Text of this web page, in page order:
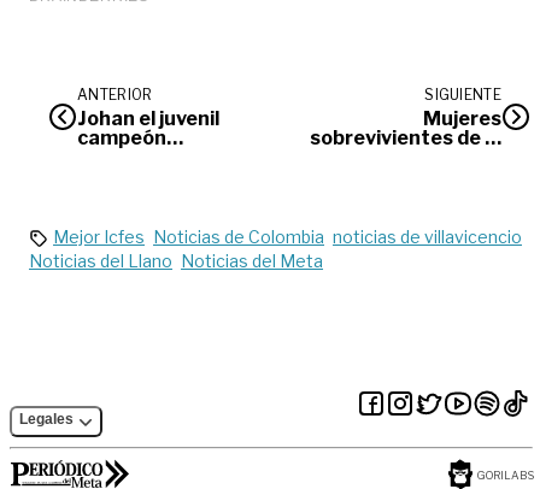
ANTERIOR
Johan el juvenil
campeón
SIGUIENTE
Mujeres
sobrevivientes de la
Mejor Icfes Noticias de Colombia noticias de villavicencio
Noticias del Llano Noticias del Meta
Legales
GORILABS